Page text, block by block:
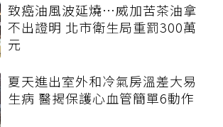
致癌油風波延燒…威加苦茶油拿
不出證明 北市衛生局重罰300萬
元
夏天進出室外和冷氣房溫差大易
生病 醫揭保護心血管簡單6動作